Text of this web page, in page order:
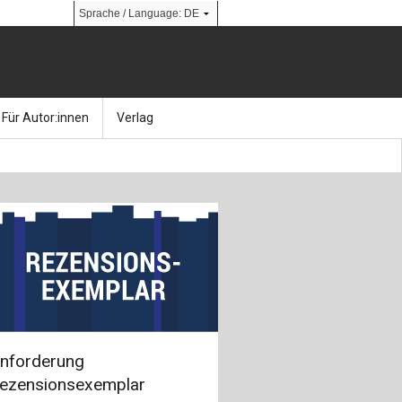
Für Autor:innen
Kalender
Verlag
Ansprechpartner:innen
bauingenieur24 – Berufsportal